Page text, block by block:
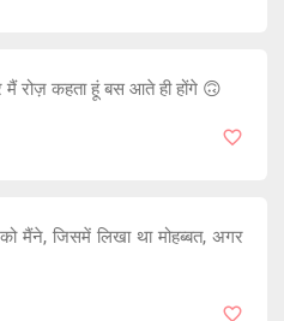
मैं रोज़ कहता हूं बस आते ही होंगे 🙃
मैंने, जिसमें लिखा था मोहब्बत, अगर